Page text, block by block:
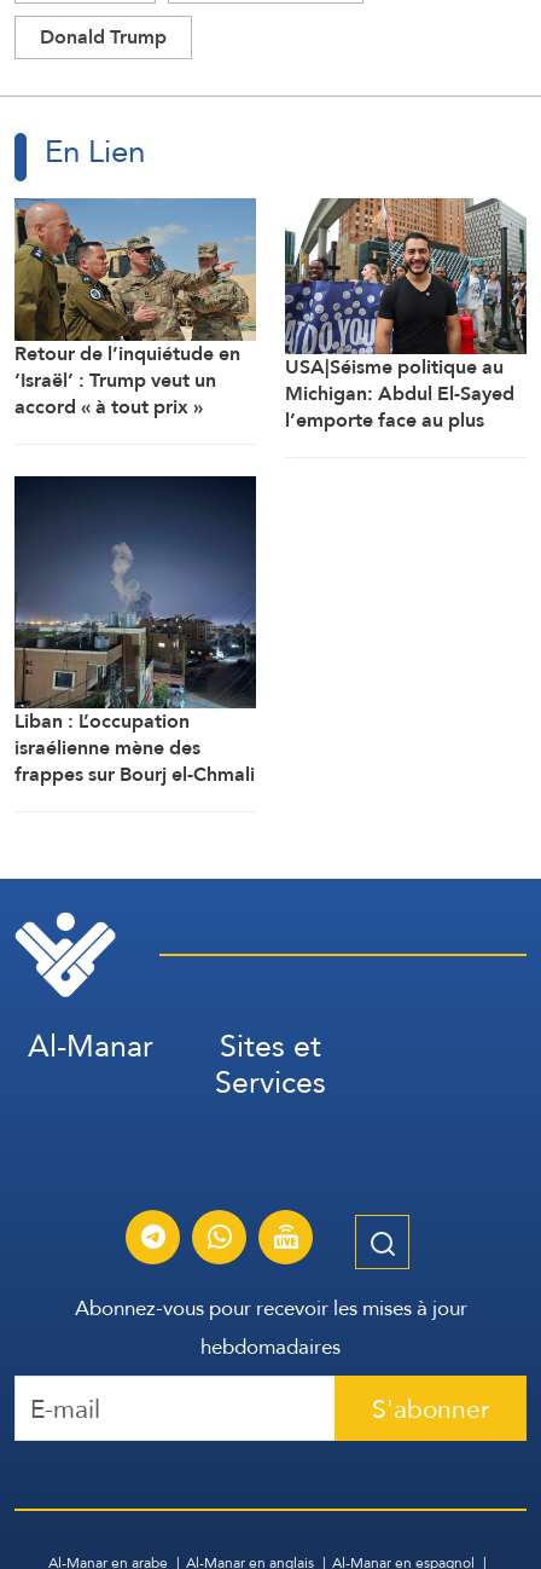
Donald Trump
En Lien
Retour de l’inquiétude en
‘Israël’ : Trump veut un
accord « à tout prix »
USA|Séisme politique au
Michigan: Abdul El-Sayed
l’emporte face au plus
Liban : L’occupation
israélienne mène des
frappes sur Bourj el-Chmali
Al-Manar Sites et
Services
Abonnez-vous pour recevoir les mises à jour
hebdomadaires
S'abonner
Al-Manar en arabe Al-Manar en anglais Al-Manar en espagnol